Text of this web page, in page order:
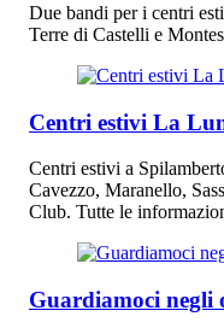
Due bandi per i centri
Terre di Castelli e
Centri estivi La
Centri estivi a
Cavezzo, Maranello,
Club. Tutte le
Guardiamoci negli